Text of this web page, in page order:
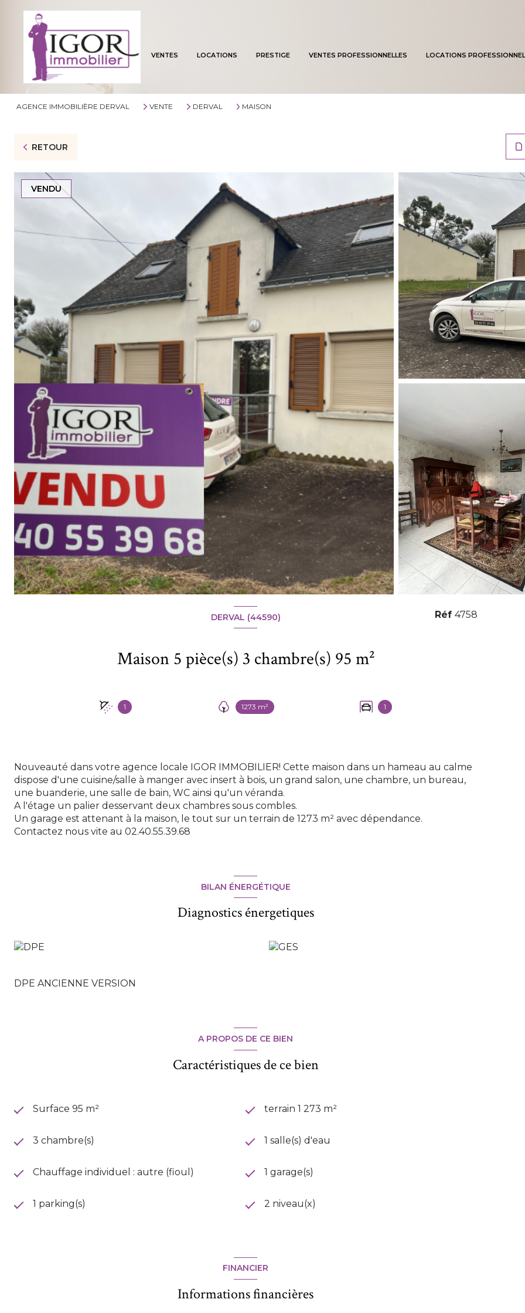
VENTES LOCATIONS PRESTIGE VENTES PROFESSIONNELLES LOCATIONS
AGENCE IMMOBILIÈRE DERVAL VENTE DERVAL MAISON
RETOUR
VENDU
DERVAL (44590)
Maison 5 pièce(s) 3 chambre(s) 95 m²
1 1273 m² 1
Réf 4758
Nouveauté dans votre agence locale IGOR IMMOBILIER! Cette maison dans un hameau au calme
dispose d'une cuisine/salle à manger avec insert à bois, un grand salon, une chambre, un bureau,
une buanderie, une salle de bain, WC ainsi qu'un véranda.
A l'étage un palier desservant deux chambres sous combles.
Un garage est attenant à la maison, le tout sur un terrain de 1273 m² avec dépendance.
Contactez nous vite au 02.40.55.39.68
BILAN ÉNERGÉTIQUE
Diagnostics énergetiques
DPE ANCIENNE VERSION
A PROPOS DE CE BIEN
Caractéristiques de ce bien
Surface 95 m² terrain 1 273 m²
3 chambre(s) 1 salle(s) d'eau
Chauffage individuel : autre (fioul) 1 garage(s)
1 parking(s) 2 niveau(x)
FINANCIER
Informations financières